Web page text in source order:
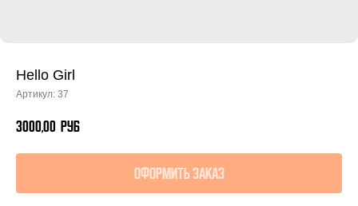
Hello Girl
Артикул: 37
3000,00 руб
Оформить заказ